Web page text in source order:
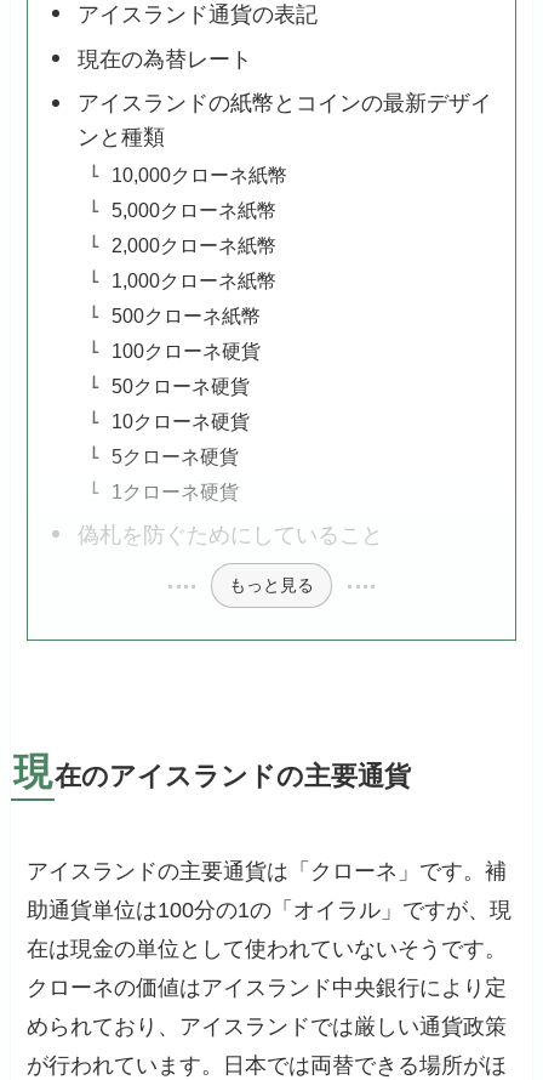
アイスランド通貨の表記
現在の為替レート
アイスランドの紙幣とコインの最新デザイ
ンと種類
10,000クローネ紙幣
5,000クローネ紙幣
2,000クローネ紙幣
1,000クローネ紙幣
500クローネ紙幣
100クローネ硬貨
50クローネ硬貨
10クローネ硬貨
5クローネ硬貨
1クローネ硬貨
偽札を防ぐためにしていること
もっと見る
現在のアイスランドの主要通貨
アイスランドの主要通貨は「クローネ」です。補
助通貨単位は100分の1の「オイラル」ですが、現
在は現金の単位として使われていないそうです。
クローネの価値はアイスランド中央銀行により定
められており、アイスランドでは厳しい通貨政策
が行われています。日本では両替できる場所がほ